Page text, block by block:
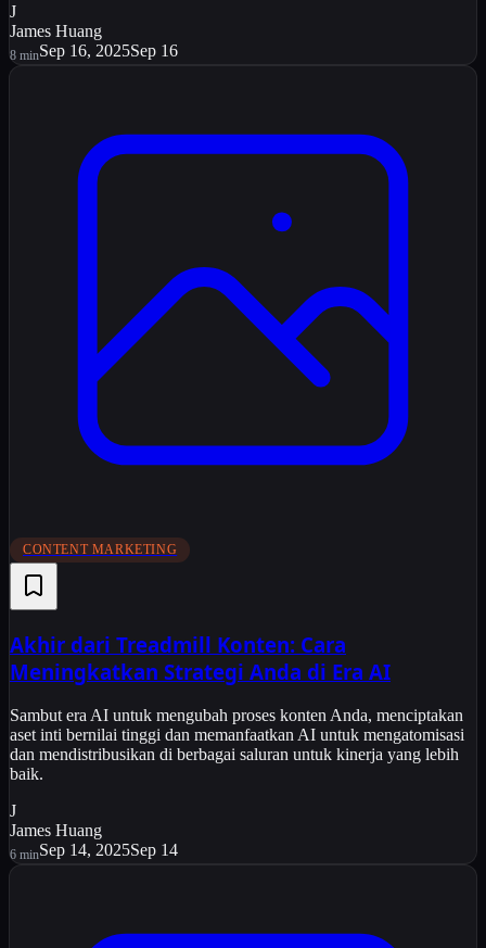
J
James Huang
8 minSep 16, 2025Sep 16
CONTENT MARKETING
Akhir dari Treadmill Konten: Cara
Meningkatkan Strategi Anda di Era AI
Sambut era AI untuk mengubah proses konten Anda, menciptakan
aset inti bernilai tinggi dan memanfaatkan AI untuk mengatomisasi
dan mendistribusikan di berbagai saluran untuk kinerja yang lebih
baik.
J
James Huang
6 minSep 14, 2025Sep 14